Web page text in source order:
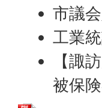
市議
工業
【諏
被保